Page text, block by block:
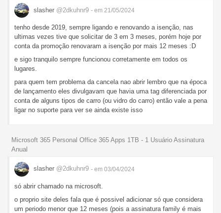
slasher @2dkuhnr9 - em 21/05/2024
tenho desde 2019, sempre ligando e renovando a isenção, nas
ultimas vezes tive que solicitar de 3 em 3 meses, porém hoje por
conta da promoção renovaram a isenção por mais 12 meses :D
e sigo tranquilo sempre funcionou corretamente em todos os
lugares.
para quem tem problema da cancela nao abrir lembro que na época
de lançamento eles divulgavam que havia uma tag diferenciada por
conta de alguns tipos de carro (ou vidro do carro) então vale a pena
ligar no suporte para ver se ainda existe isso
Microsoft 365 Personal Office 365 Apps 1TB - 1 Usuário Assinatura
Anual
slasher @2dkuhnr9 - em 03/04/2024
só abrir chamado na microsoft.
o proprio site deles fala que é possivel adicionar só que considera
um periodo menor que 12 meses (pois a assinatura family é mais